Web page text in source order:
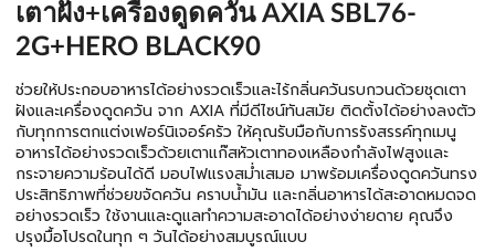
เตาฝัง+เครื่องดูดควัน AXIA SBL76-
2G+HERO BLACK90
ช่วยให้ประกอบอาหารได้อย่างรวดเร็วและไร้กลิ่นควันรบกวนด้วยชุดเตา
ฝังและเครื่องดูดควัน จาก AXIA ที่มีดีไซน์ทันสมัย ติดตั้งได้อย่างลงตัว
กับทุกการตกแต่งเฟอร์นิเจอร์ครัว ให้คุณรับมือกับการรังสรรค์ทุกเมนู
อาหารได้อย่างรวดเร็วด้วยเตาแก๊สหัวเตาทองเหลืองกำลังไฟสูงและ
กระจายความร้อนได้ดี มอบไฟแรงสม่ำเสมอ มาพร้อมเครื่องดูดควันทรง
ประสิทธิภาพที่ช่วยขจัดควัน คราบน้ำมัน และกลิ่นอาหารได้สะอาดหมดจด
อย่างรวดเร็ว ใช้งานและดูแลทำความสะอาดได้อย่างง่ายดาย คุณจึง
ปรุงมื้อโปรดในทุก ๆ วันได้อย่างสมบูรณ์แบบ